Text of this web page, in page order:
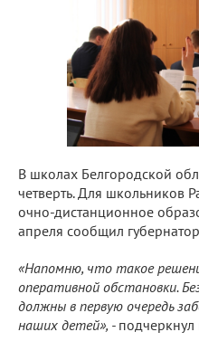
В школах Белгородской
четверть. Для школьников
очно-дистанционное
апреля сообщил
«Напомню, что такое
оперативной обстановки.
должны в первую очередь
наших детей», - подчеркнул